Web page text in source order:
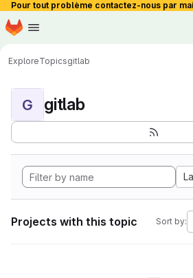
Pour tout problème contactez-nous par
Skip to main content
Homepage
ExploreTopicsgitlab
G gitlab
Projects with this topic Sort by: